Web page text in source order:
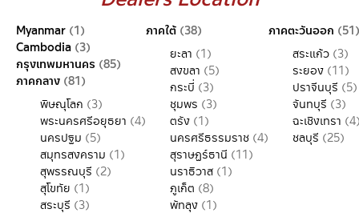
Myanmar (1)
Cambodia (3)
กรุงเทพมหานคร (85)
ภาคกลาง (81)
พิษณุโลก (3)
พระนครศรีอยุธยา (4)
นครปฐม (5)
สมุทรสงคราม (1)
สุพรรณบุรี (2)
สุโขทัย (1)
สระบุรี (3)
ภาคใต้ (38)
ยะลา (1)
สงขลา (5)
กระบี่ (3)
ชุมพร (3)
ตรัง (1)
นครศรีธรรมราช (4)
สุราษฏร์ธานี (11)
นราธิวาส (1)
ภูเก็ต (8)
พัทลุง (1)
ภาคตะวันออก (51)
สระแก้ว (3)
ระยอง (11)
ปราจีนบุรี (5)
จันทบุรี (3)
ฉะเชิงเทรา
ชลบุรี (25)